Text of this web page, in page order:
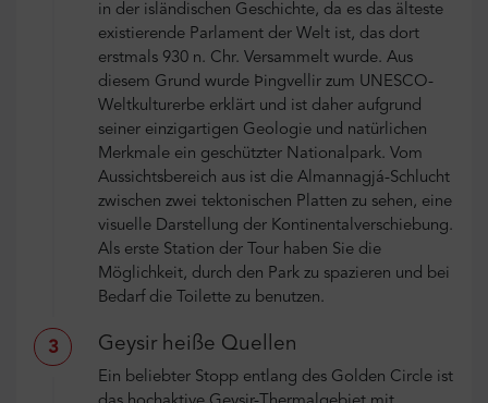
in der isländischen Geschichte, da es das älteste
existierende Parlament der Welt ist, das dort
erstmals 930 n. Chr. Versammelt wurde. Aus
diesem Grund wurde Þingvellir zum UNESCO-
Weltkulturerbe erklärt und ist daher aufgrund
seiner einzigartigen Geologie und natürlichen
Merkmale ein geschützter Nationalpark. Vom
Aussichtsbereich aus ist die Almannagjá-Schlucht
zwischen zwei tektonischen Platten zu sehen, eine
visuelle Darstellung der Kontinentalverschiebung.
Als erste Station der Tour haben Sie die
Möglichkeit, durch den Park zu spazieren und bei
Bedarf die Toilette zu benutzen.
3 Geysir heiße Quellen
Ein beliebter Stopp entlang des Golden Circle ist